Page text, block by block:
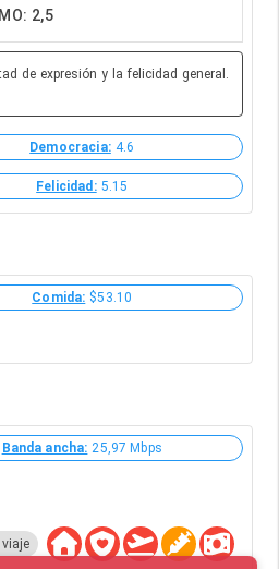
2,5
de expresión y la felicidad general.
Democracia: 4.6
Felicidad: 5.15
Comida: $53.10
Banda ancha: 25,97 Mbps